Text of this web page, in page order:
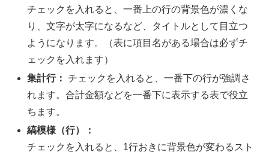
チェックを入れると、一番上の行の背景色が濃くな
り、文字が太字になるなど、タイトルとして目立つ
ようになります。（表に項目名がある場合は必ずチ
ェックを入れます）
集計行： チェックを入れると、一番下の行が強調さ
れます。合計金額などを一番下に表示する表で役立
ちます。
縞模様（行）：
チェックを入れると、1行おきに背景色が変わるスト